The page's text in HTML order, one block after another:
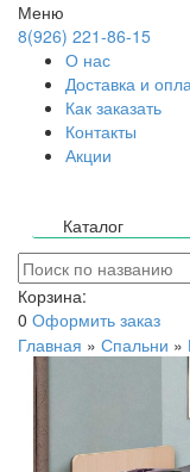
Меню
8(926) 221-86-15
О нас
Доставка и
Как заказать
Контакты
Акции
Каталог
Корзина:
0 Оформить заказ
Главная » Спальни »